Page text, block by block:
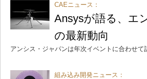
CAEニュース：
Ansysが語る、エ
の最新動向
アンシス・ジャパンは年次イベントに合わせて
組み込み開発ニュース：